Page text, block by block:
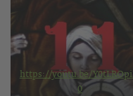
https://youtu.be/
0